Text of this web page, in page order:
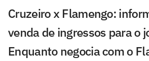
Cruzeiro x Flamengo:
venda de ingressos para o
Enquanto negocia com o